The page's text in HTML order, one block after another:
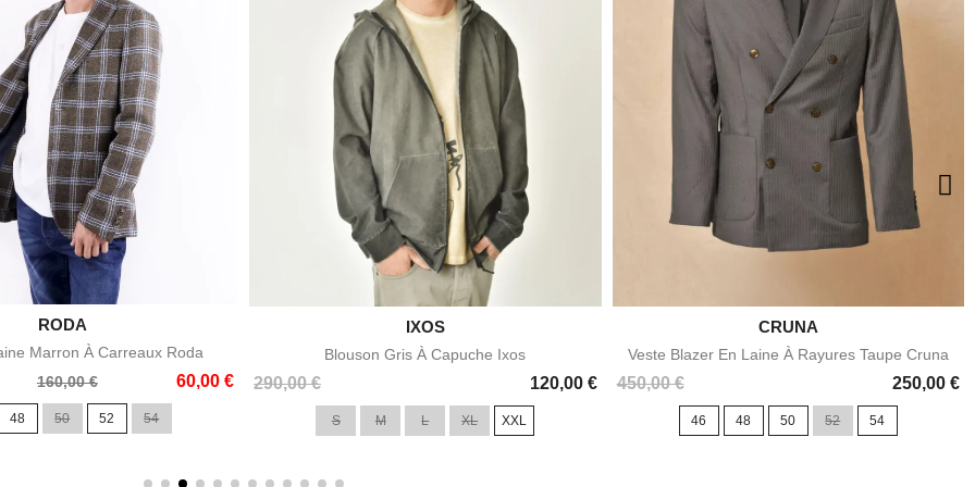
Aperçu rapide
RODA
Marron À Carreaux Roda
160,00 € 60,00 €
48 50 52 54
Aperçu rapide
IXOS
Blouson Gris À Capuche Ixos
290,00 € 120,00 €
Prix
S M L XL XXL
Aperçu rapide
CRUNA
Veste Blazer En Laine À Rayures Taupe Cruna
450,00 € 250,00 €
Prix
46 48 50 52 54